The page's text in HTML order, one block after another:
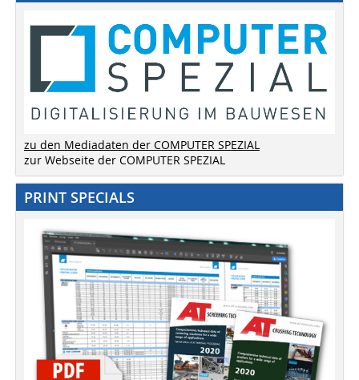
zu den Mediadaten der COMPUTER SPEZIAL
zur Webseite der COMPUTER SPEZIAL
PRINT SPECIALS